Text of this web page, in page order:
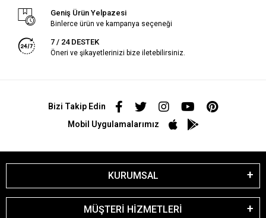
Geniş Ürün Yelpazesi
Binlerce ürün ve kampanya seçeneği
7 / 24 DESTEK
Öneri ve şikayetlerinizi bize iletebilirsiniz.
Bizi Takip Edin
Mobil Uygulamalarımız
KURUMSAL
MÜŞTERİ HİZMETLERİ